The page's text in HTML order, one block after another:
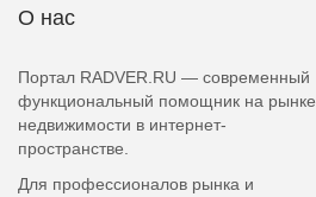
О нас
Портал RADVER.RU — современный
функциональный помощник на рынке
недвижимости в интернет-
пространстве.
Для профессионалов рынка и